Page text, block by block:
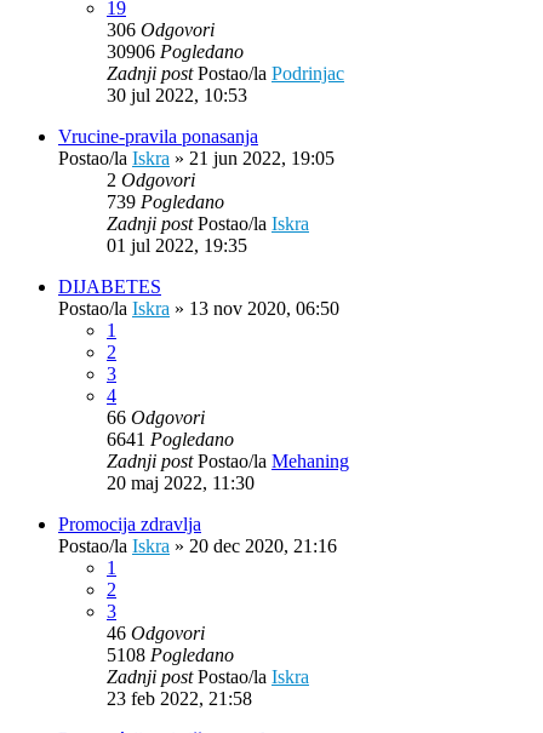
19
306 Odgovori
30906 Pogledano
Zadnji postPostao/la Podrinjac
30 jul 2022, 10:53
Vrucine-pravila ponasanja
Postao/la Iskra » 21 jun 2022, 19:05
2 Odgovori
739 Pogledano
Zadnji postPostao/la Iskra
01 jul 2022, 19:35
DIJABETES
Postao/la Iskra » 13 nov 2020, 06:50
1
2
3
4
66 Odgovori
6641 Pogledano
Zadnji postPostao/la Mehaning
20 maj 2022, 11:30
Promocija zdravlja
Postao/la Iskra » 20 dec 2020, 21:16
1
2
3
46 Odgovori
5108 Pogledano
Zadnji postPostao/la Iskra
23 feb 2022, 21:58